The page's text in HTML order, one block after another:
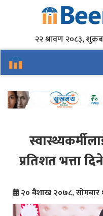
२२ श्रावण २०८३,
प्रतिशत भत्ता
२० बैशाख २०७८, सोमबार